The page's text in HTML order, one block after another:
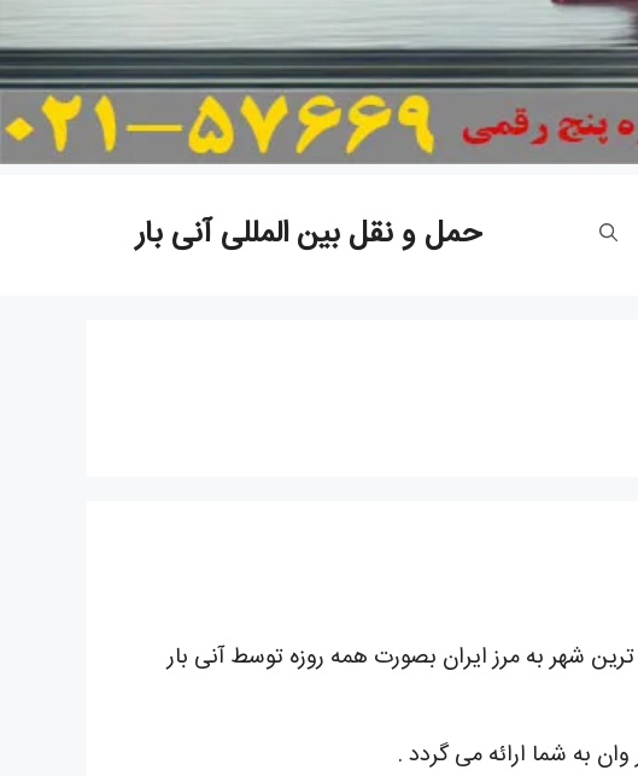
حمل و نقل بین المللی آنی بار
شهر به مرز ایران بصورت همه روزه توسط آنی بار
به شما ارائه می گردد .